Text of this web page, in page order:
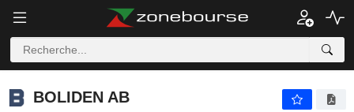
BOLIDEN AB
BOLIDEN AB